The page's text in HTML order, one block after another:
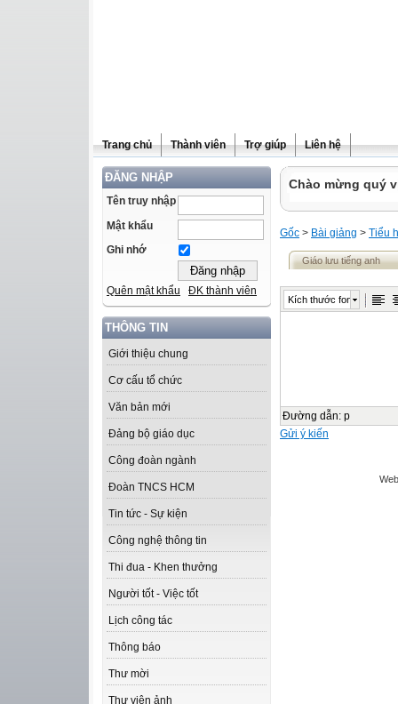
Trang chủ Thành viên Trợ giúp Liên hệ
ĐĂNG NHẬP
Tên truy nhập
Mật khẩu
Ghi nhớ
Quên mật khẩu ĐK thành viên
THÔNG TIN
Giới thiệu chung
Cơ cấu tổ chức
Văn bản mới
Đảng bộ giáo dục
Công đoàn ngành
Đoàn TNCS HCM
Tin tức - Sự kiện
Công nghệ thông tin
Thi đua - Khen thưởng
Người tốt - Việc tốt
Lịch công tác
Thông báo
Thư mời
Thư viện ảnh
Chào mừng quý
Gốc > Bài giảng > Tiểu
Giáo lưu tiếng anh
Kích thước font
Đường dẫn: p
Gửi ý kiến